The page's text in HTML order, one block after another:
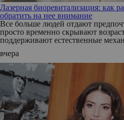
Лазерная биоревитализация: как
обратить на нее внимание
Все больше людей отдают
просто временно скрывают
поддерживают естественные
вчера